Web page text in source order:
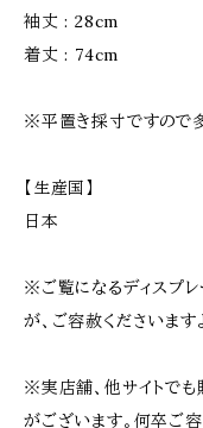
袖丈 : 28cm
着丈 : 74cm
※平置き採寸ですので
【生産国】
日本
※ご覧になるディスプ
が、ご容赦くださいます
※実店舗、他サイトで
がございます。何卒ご